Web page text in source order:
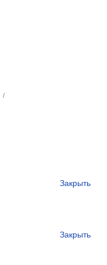
/
Закрыть
Закрыть